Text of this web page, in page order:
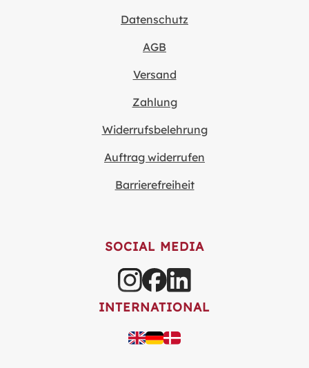
Datenschutz
AGB
Versand
Zahlung
Widerrufsbelehrung
Auftrag widerrufen
Barrierefreiheit
SOCIAL MEDIA
INTERNATIONAL